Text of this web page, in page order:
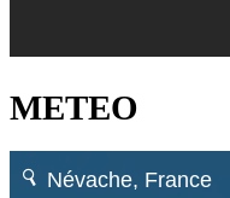
METEO